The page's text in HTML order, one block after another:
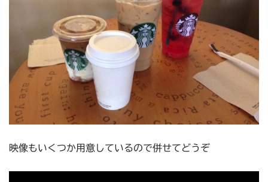
映像もいくつか用意しているので併せてどうぞ